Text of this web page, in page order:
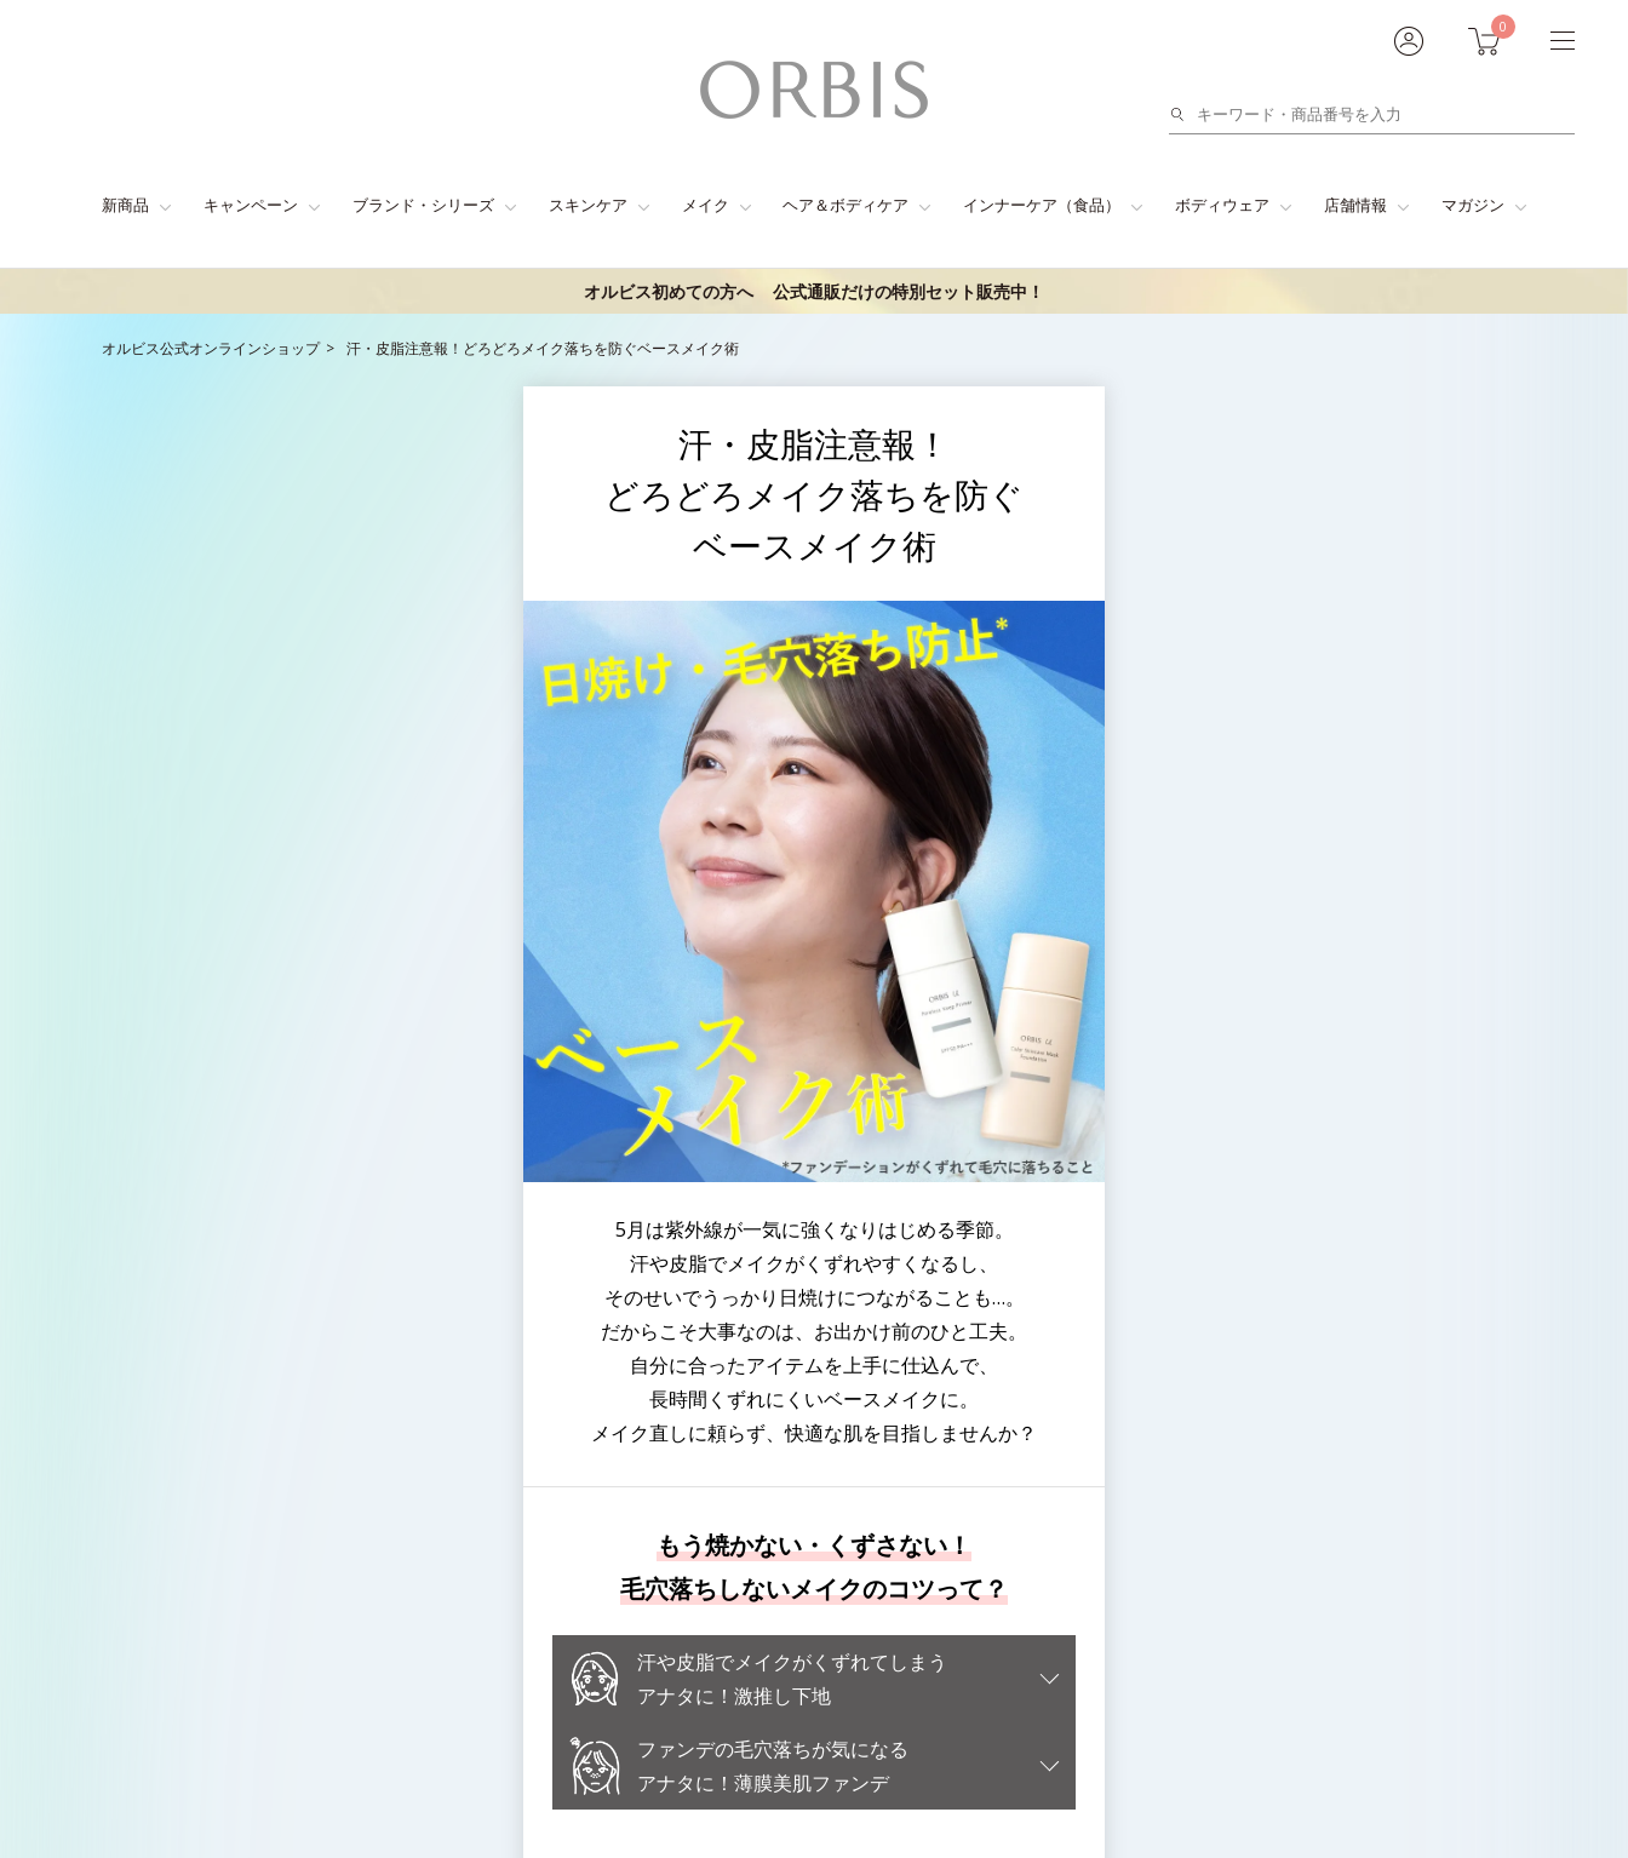
0
検
新商品 キャンペーン ブランド・シリーズ スキンケア メイク ヘア＆ボディケア インナーケア（食品） ボディウェア 店舗情報 マガジン
オルビス初めての方へ 公式通販だけの特別セット販売中！
オルビス公式オンラインショップ 汗・皮脂注意報！どろどろメイク落ちを防ぐベースメイク術
汗・皮脂注意報！
どろどろメイク落ちを防ぐ
ベースメイク術
5月は紫外線が一気に強くなりはじめる季節。
汗や皮脂でメイクがくずれやすくなるし、
そのせいでうっかり日焼けにつながることも…。
だからこそ大事なのは、お出かけ前のひと工夫。
自分に合ったアイテムを上手に仕込んで、
長時間くずれにくいベースメイクに。
メイク直しに頼らず、快適な肌を目指しませんか？
もう焼かない・くずさない！
毛穴落ちしないメイクのコツって？
汗や皮脂でメイクがくずれてしまう
アナタに！激推し下地
ファンデの毛穴落ちが気になる
アナタに！薄膜美肌ファンデ